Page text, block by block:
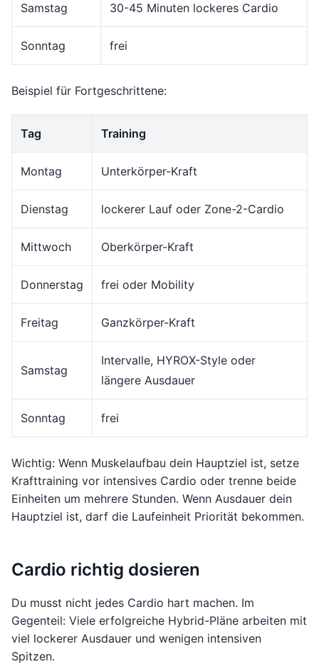
Samstag 30-45 Minuten lockeres Cardio
Sonntag frei
Beispiel für Fortgeschrittene:
Tag Training
Montag Unterkörper-Kraft
Dienstag lockerer Lauf oder Zone-2-Cardio
Mittwoch Oberkörper-Kraft
Donnerstag frei oder Mobility
Freitag Ganzkörper-Kraft
Samstag
Intervalle, HYROX-Style oder
längere Ausdauer
Sonntag frei
Wichtig: Wenn Muskelaufbau dein Hauptziel ist, setze
Krafttraining vor intensives Cardio oder trenne beide
Einheiten um mehrere Stunden. Wenn Ausdauer dein
Hauptziel ist, darf die Laufeinheit Priorität bekommen.
Cardio richtig dosieren
Du musst nicht jedes Cardio hart machen. Im
Gegenteil: Viele erfolgreiche Hybrid-Pläne arbeiten mit
viel lockerer Ausdauer und wenigen intensiven
Spitzen.